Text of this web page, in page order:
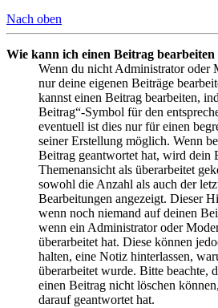
Nach oben
Wie kann ich einen Beitrag bearbeiten
Wenn du nicht Administrator oder
nur deine eigenen Beiträge
kannst einen Beitrag bearbeiten,
Beitrag“-Symbol für den
eventuell ist dies nur für einen
seiner Erstellung möglich. Wenn
Beitrag geantwortet hat, wird dein
Themenansicht als überarbeitet
sowohl die Anzahl als auch der
Bearbeitungen angezeigt. Dieser
wenn noch niemand auf deinen
wenn ein Administrator oder
überarbeitet hat. Diese können
halten, eine Notiz hinterlassen,
überarbeitet wurde. Bitte beachte,
einen Beitrag nicht löschen
darauf geantwortet hat.